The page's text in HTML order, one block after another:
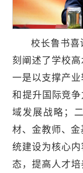
校长鲁书喜
刻阐述了学校高
一是以‌支撑产
和‌提升国际竞
域发展战略；
材、金教师、
统建设为核心
态，提高人才